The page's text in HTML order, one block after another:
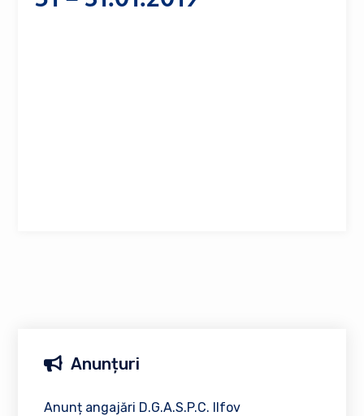
Anunțuri
Anunț angajări D.G.A.S.P.C. Ilfov